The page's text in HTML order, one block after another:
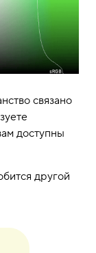
связано
доступны
другой